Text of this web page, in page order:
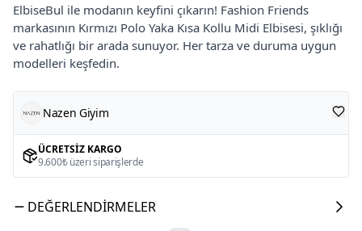
ElbiseBul ile modanın keyfini çıkarın! Fashion Friends
markasının Kırmızı Polo Yaka Kısa Kollu Midi Elbisesi, şıklığı
ve rahatlığı bir arada sunuyor. Her tarza ve duruma uygun
modelleri keşfedin.
Nazen Giyim
ÜCRETSIZ KARGO
9.600₺ üzeri siparişlerde
DEĞERLENDIRMELER